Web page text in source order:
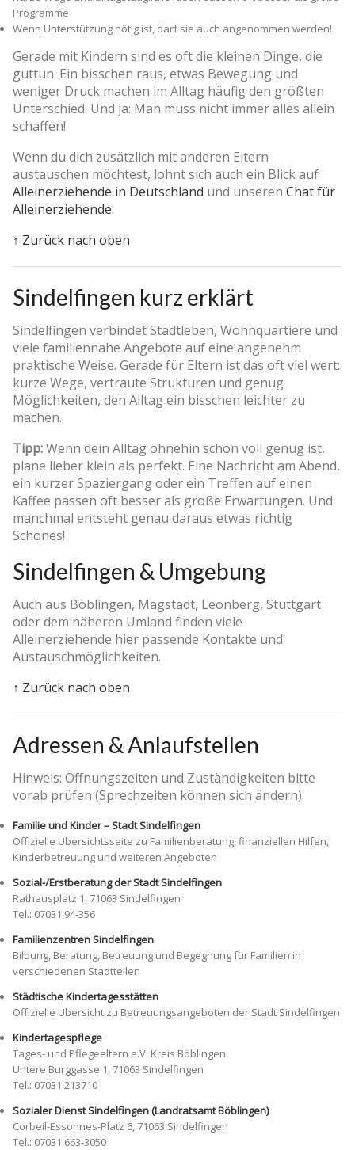
Programme
Wenn Unterstützung nötig ist, darf sie auch angenommen werden!
Gerade mit Kindern sind es oft die kleinen Dinge, die
guttun. Ein bisschen raus, etwas Bewegung und
weniger Druck machen im Alltag häufig den größten
Unterschied. Und ja: Man muss nicht immer alles allein
schaffen!
Wenn du dich zusätzlich mit anderen Eltern
austauschen möchtest, lohnt sich auch ein Blick auf
Alleinerziehende in Deutschland und unseren Chat für
Alleinerziehende.
↑ Zurück nach oben
Sindelfingen kurz erklärt
Sindelfingen verbindet Stadtleben, Wohnquartiere und
viele familiennahe Angebote auf eine angenehm
praktische Weise. Gerade für Eltern ist das oft viel wert:
kurze Wege, vertraute Strukturen und genug
Möglichkeiten, den Alltag ein bisschen leichter zu
machen.
Tipp:Wenn dein Alltag ohnehin schon voll genug ist,
plane lieber klein als perfekt. Eine Nachricht am Abend,
ein kurzer Spaziergang oder ein Treffen auf einen
Kaffee passen oft besser als große Erwartungen. Und
manchmal entsteht genau daraus etwas richtig
Schönes!
Sindelfingen & Umgebung
Auch aus Böblingen, Magstadt, Leonberg, Stuttgart
oder dem näheren Umland finden viele
Alleinerziehende hier passende Kontakte und
Austauschmöglichkeiten.
↑ Zurück nach oben
Adressen & Anlaufstellen
Hinweis: Öffnungszeiten und Zuständigkeiten bitte
vorab prüfen (Sprechzeiten können sich ändern).
Familie und Kinder – Stadt Sindelfingen
Offizielle Übersichtsseite zu Familienberatung, finanziellen Hilfen,
Kinderbetreuung und weiteren Angeboten
Sozial-/Erstberatung der Stadt Sindelfingen
Rathausplatz 1, 71063 Sindelfingen
Tel.: 07031 94-356
Familienzentren Sindelfingen
Bildung, Beratung, Betreuung und Begegnung für Familien in
verschiedenen Stadtteilen
Städtische Kindertagesstätten
Offizielle Übersicht zu Betreuungsangeboten der Stadt Sindelfingen
Kindertagespflege
Tages- und Pflegeeltern e.V. Kreis Böblingen
Untere Burggasse 1, 71063 Sindelfingen
Tel.: 07031 213710
Sozialer Dienst Sindelfingen (Landratsamt Böblingen)
Corbeil-Essonnes-Platz 6, 71063 Sindelfingen
Tel.: 07031 663-3050